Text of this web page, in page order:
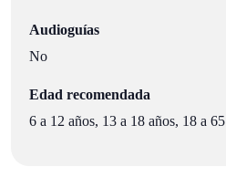
Audioguías
No
Edad recomendada
6 a 12 años, 13 a 18 años, 18 a